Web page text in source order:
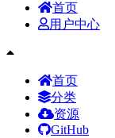
首页
用户中心
首页
分类
资源
GitHub